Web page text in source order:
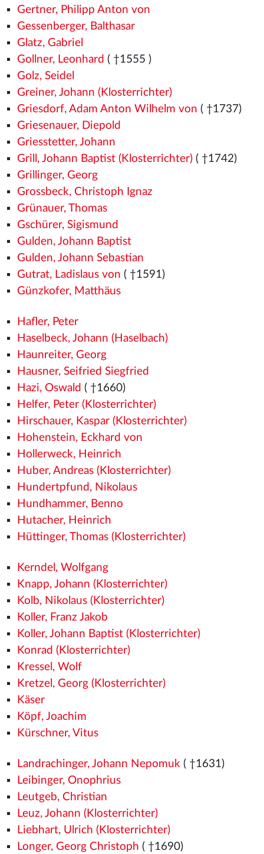
Gertner, Philipp Anton von
Gessenberger, Balthasar
Glatz, Gabriel
Gollner, Leonhard ( †1555 )
Golz, Seidel
Greiner, Johann (Klosterrichter)
Griesdorf, Adam Anton Wilhelm von ( †1737)
Griesenauer, Diepold
Griesstetter, Johann
Grill, Johann Baptist (Klosterrichter)( †1742)
Grillinger, Georg
Grossbeck, Christoph Ignaz
Grünauer, Thomas
Gschürer, Sigismund
Gulden, Johann Baptist
Gulden, Johann Sebastian
Gutrat, Ladislaus von ( †1591)
Günzkofer, Matthäus
Hafler, Peter
Haselbeck, Johann (Haselbach)
Haunreiter, Georg
Hausner, Seifried Siegfried
Hazi, Oswald ( †1660)
Helfer, Peter (Klosterrichter)
Hirschauer, Kaspar (Klosterrichter)
Hohenstein, Eckhard von
Hollerweck, Heinrich
Huber, Andreas (Klosterrichter)
Hundertpfund, Nikolaus
Hundhammer, Benno
Hutacher, Heinrich
Hüttinger, Thomas (Klosterrichter)
Kerndel, Wolfgang
Knapp, Johann (Klosterrichter)
Kolb, Nikolaus (Klosterrichter)
Koller, Franz Jakob
Koller, Johann Baptist (Klosterrichter)
Konrad (Klosterrichter)
Kressel, Wolf
Kretzel, Georg (Klosterrichter)
Käser
Köpf, Joachim
Kürschner, Vitus
Landrachinger, Johann Nepomuk( †1631)
Leibinger, Onophrius
Leutgeb, Christian
Leuz, Johann (Klosterrichter)
Liebhart, Ulrich (Klosterrichter)
Longer, Georg Christoph ( †1690)